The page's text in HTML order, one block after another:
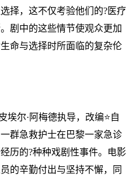
择，这不仅考验他们的?医疗
剧中的这些情节使观众更加
命与选择时所面临的复杂伦
埃尔·阿梅德执导，改编⭐自
群急救护士在巴黎一家急诊
历的?种种戏剧性事件。电影
的辛勤付出与坚持不懈，同